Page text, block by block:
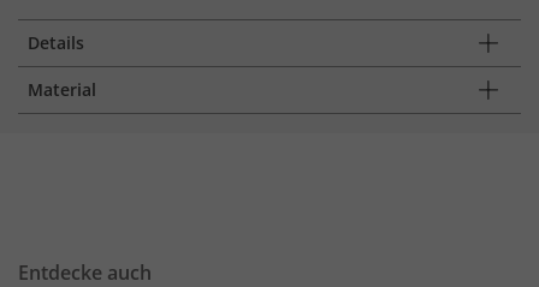
Details
Material
Entdecke auch